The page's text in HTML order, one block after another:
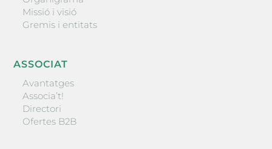
Missió i visió
Gremis i entitats
ASSOCIAT
Avantatges
Associa’t!
Directori
Ofertes B2B